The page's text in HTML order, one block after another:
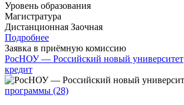
Уровень образования
Магистратура
Дистанционная Заочная
Подробнее
Заявка в приёмную комиссию
РосНОУ — Российский новый университет
кредит
программы (28)